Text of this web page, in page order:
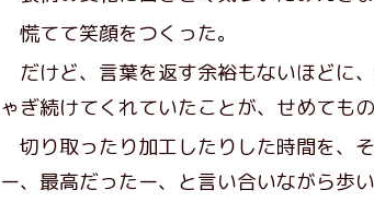
慌てて笑顔をつくった。
だけど、言葉を返す余裕もないほどに
ゃぎ続けてくれていたことが、せめてもの
切り取ったり加工したりした時間を、
ー、最高だったー、と言い合いながら歩